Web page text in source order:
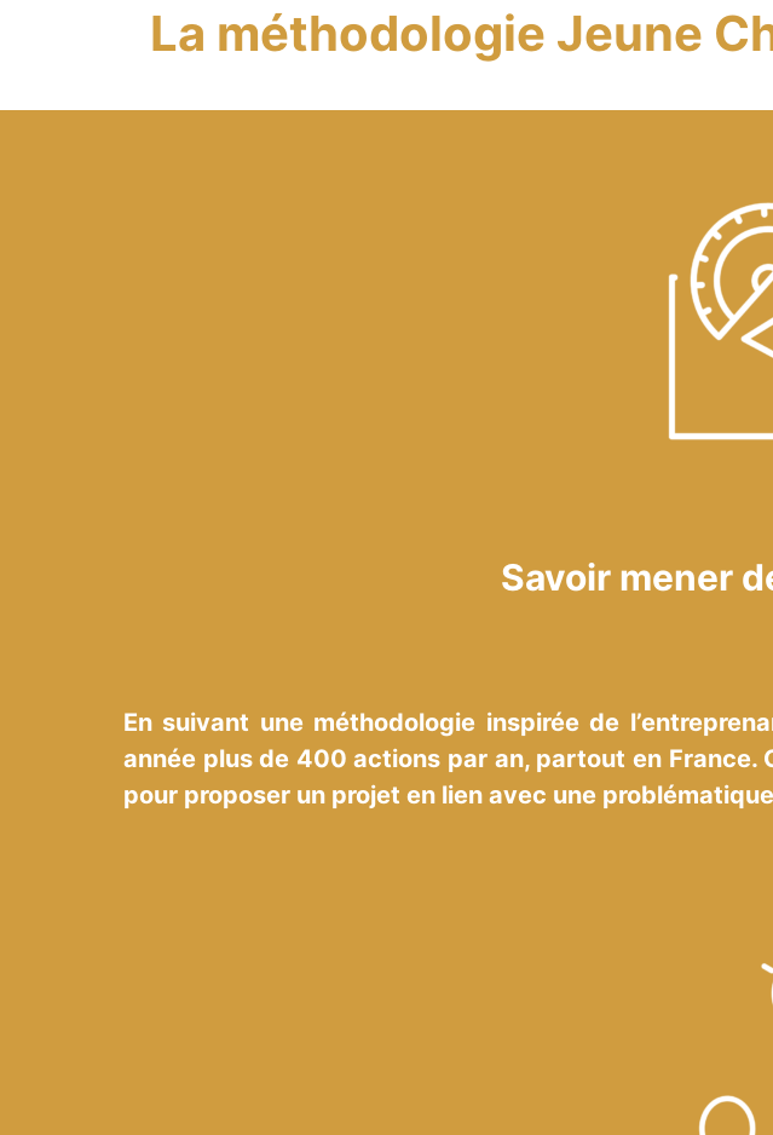
La méthodologie Jeune
Savoir mener
En suivant une méthodologie inspirée de
année plus de 400 actions par an, partout en France.
pour proposer un projet en lien avec une